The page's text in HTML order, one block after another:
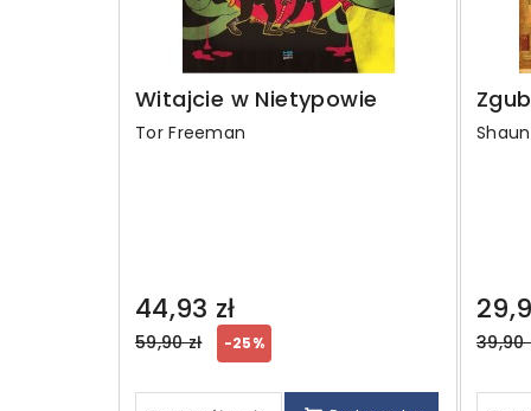
Witajcie w Nietypowie
Tor Freeman
44,93 zł
Regular
59,90 zł -25% 39,90